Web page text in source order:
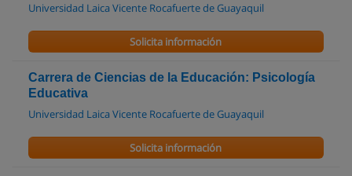
Universidad Laica Vicente Rocafuerte de Guayaquil
Solicita información
Carrera de Ciencias de la Educación: Psicología
Educativa
Universidad Laica Vicente Rocafuerte de Guayaquil
Solicita información